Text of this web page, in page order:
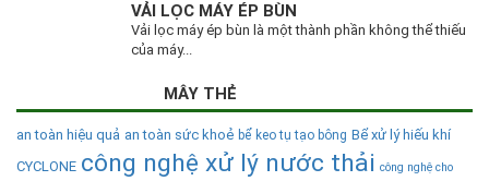
VẢI LỌC MÁY ÉP BÙN
Vải lọc máy ép bùn là một thành phần không thể thiếu
của máy...
MÂY THẺ
an toàn hiệu quả an toàn sức khoẻ bể keo tụ tạo bông Bể xử lý hiếu khí
CYCLONE công nghệ xử lý nước thải công nghệ cho